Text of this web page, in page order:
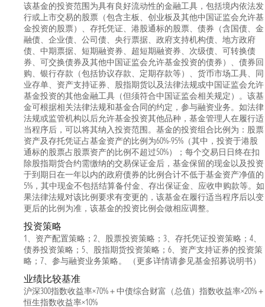
该基金的投资范围为具有良好流动性的金融工具，包括境内依法发
行或上市交易的股票（包含主板、创业板及其他中国证监会允许基
金投资的股票）、存托凭证、港股通标的股票、债券（含国债、金
融债、企业债、公司债、央行票据、政府支持机构债、地方政府
债、中期票据、短期融资券、超短期融资券、次级债、可转换债
券、可交换债券及其他中国证监会允许基金投资的债券）、债券回
购、银行存款（包括协议存款、定期存款等）、货币市场工具、同
业存单、资产支持证券、股指期货以及法律法规或中国证监会允许
基金投资的其他金融工具（但须符合中国证监会相关规定）。该基
金可根据相关法律法规和基金合同的约定，参与融资业务。如法律
法规或监管机构以后允许基金投资其他品种，基金管理人在履行适
当程序后，可以将其纳入投资范围。基金的投资组合比例为：股票
资产及存托凭证占基金资产的比例为60%-95%（其中，投资于港股
通标的股票占股票资产的比例不超过50%）；每个交易日日终在扣
除股指期货合约需缴纳的交易保证金后，基金保留的现金以及投资
于到期日在一年以内的政府债券的比例合计不低于基金资产净值的
5%，其中现金不包括结算备付金、存出保证金、应收申购款等。如
果法律法规对该比例要求有变更的，该基金在履行适当程序后以变
更后的比例为准，该基金的投资比例会做相应调整。
投资策略
1、资产配置策略；2、股票投资策略；3、存托凭证投资策略；4、
债券投资策略；5、股指期货投资策略；6、资产支持证券的投资策
略；7、参与融资业务策略。 （更多详情请参见基金招募说明书）
业绩比较基准
沪深300指数收益率×70%＋中债综合财富（总值）指数收益率×20%＋
恒生指数收益率×10%